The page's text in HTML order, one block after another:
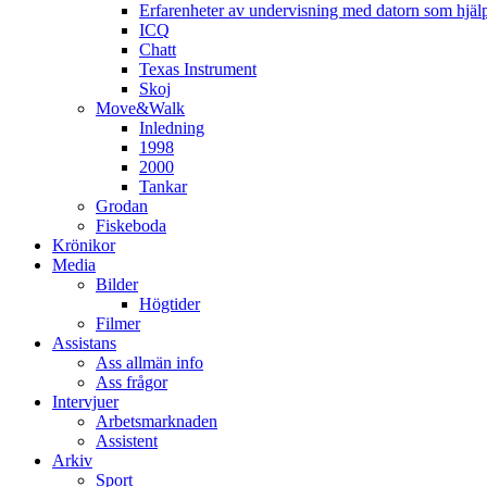
Erfarenheter av undervisning med datorn som
ICQ
Chatt
Texas Instrument
Skoj
Move&Walk
Inledning
1998
2000
Tankar
Grodan
Fiskeboda
Krönikor
Media
Bilder
Högtider
Filmer
Assistans
Ass allmän info
Ass frågor
Intervjuer
Arbetsmarknaden
Assistent
Arkiv
Sport